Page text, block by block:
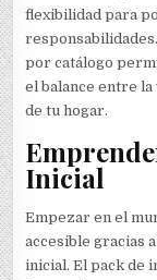
flexibilidad para
por catálogo
el balance entre
de tu hogar.
Inicial
Empezar en el
accesible gracias
inicial. El pack de